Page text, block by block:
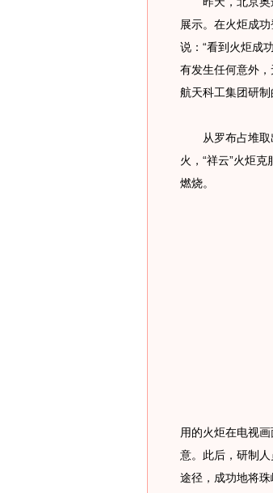
展示。在火炬成
说：“看到火炬成
有发生任何意外
航天科工集团研
从罗布占堆取出
火，“祥云”火炬
燃烧。
用的火炬在电视
意。此后，研制
途径，成功地将